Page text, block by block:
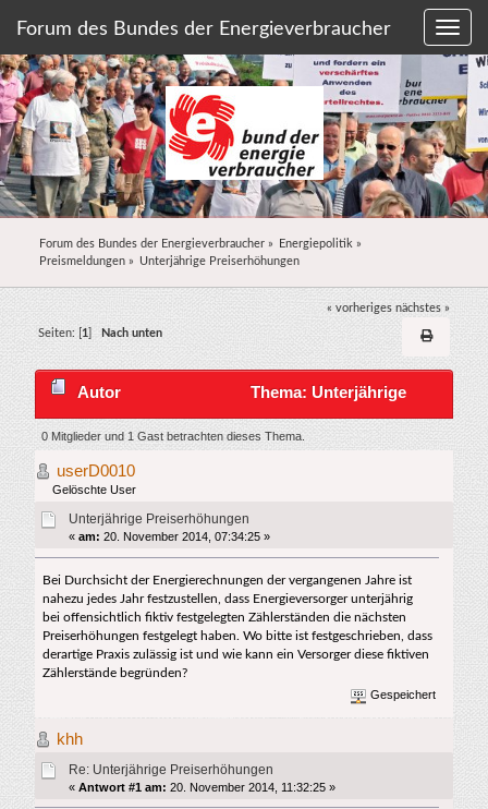
Forum des Bundes der Energieverbraucher
Forum des Bundes der Energieverbraucher» Energiepolitik »
Preismeldungen» Unterjährige Preiserhöhungen
« vorheriges nächstes »
Seiten: [ 1 Nach unten
Autor Thema: Unterjährige
Preiserhöhungen (Gelesen 13896 mal)
0 Mitglieder und 1 Gast betrachten dieses Thema.
userD0010
Gelöschte User
Unterjährige Preiserhöhungen
« am: 20. November 2014, 07:34:25 »
Bei Durchsicht der Energierechnungen der vergangenen Jahre ist
nahezu jedes Jahr festzustellen, dass Energieversorger unterjährig
bei offensichtlich fiktiv festgelegten Zählerständen die nächsten
Preiserhöhungen festgelegt haben. Wo bitte ist festgeschrieben, dass
derartige Praxis zulässig ist und wie kann ein Versorger diese fiktiven
Zählerstände begründen?
Gespeichert
khh
Re: Unterjährige Preiserhöhungen
« Antwort #1 am: 20. November 2014, 11:32:25 »